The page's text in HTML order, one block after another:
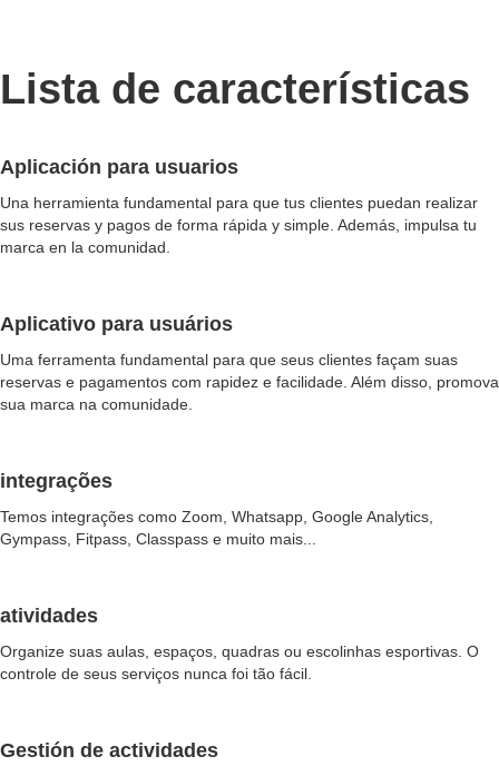
Lista de características
Aplicación para usuarios
Una herramienta fundamental para que tus clientes puedan realizar
sus reservas y pagos de forma rápida y simple. Además, impulsa tu
marca en la comunidad.
Aplicativo para usuários
Uma ferramenta fundamental para que seus clientes façam suas
reservas e pagamentos com rapidez e facilidade. Além disso, promova
sua marca na comunidade.
integrações
Temos integrações como Zoom, Whatsapp, Google Analytics,
Gympass, Fitpass, Classpass e muito mais...
atividades
Organize suas aulas, espaços, quadras ou escolinhas esportivas. O
controle de seus serviços nunca foi tão fácil.
Gestión de actividades